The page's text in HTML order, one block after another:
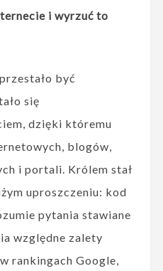
i wyrzuć to
być
się
dzięki któremu
blogów,
i portali. Królem stał
uproszczeniu: kod
pytania stawiane
względne zalety
rankingach Google,